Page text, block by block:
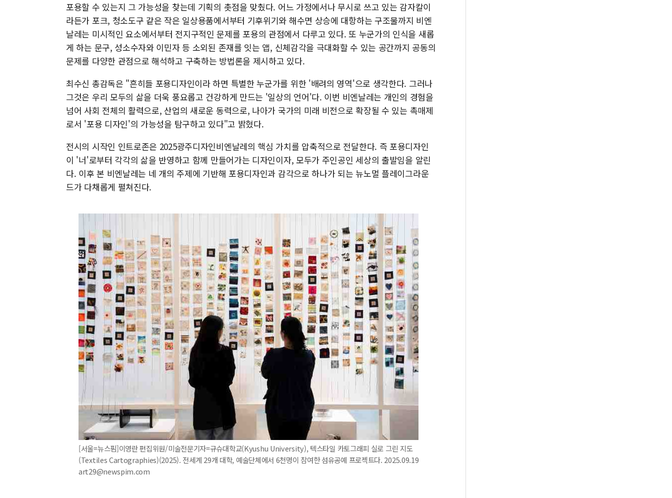
포용할 수 있는지 그 가능성을 찾는데 기획의 촛점을 맞췄다. 어느 가정에서나 무시로 쓰고 있는 감자칼이
라든가 포크, 청소도구 같은 작은 일상용품에서부터 기후위기와 해수면 상승에 대항하는 구조물까지 비엔
날레는 미시적인 요소에서부터 전지구적인 문제를 포용의 관점에서 다루고 있다. 또 누군가의 인식을 새롭
게 하는 문구, 성소수자와 이민자 등 소외된 존재를 잇는 앱, 신체감각을 극대화할 수 있는 공간까지 공동의
문제를 다양한 관점으로 해석하고 구축하는 방법론을 제시하고 있다.
최수신 총감독은 "흔히들 포용디자인이라 하면 특별한 누군가를 위한 '배려의 영역'으로 생각한다. 그러나
그것은 우리 모두의 삶을 더욱 풍요롭고 건강하게 만드는 '일상의 언어'다. 이번 비엔날레는 개인의 경험을
넘어 사회 전체의 활력으로, 산업의 새로운 동력으로, 나아가 국가의 미래 비전으로 확장될 수 있는 촉매제
로서 '포용 디자인'의 가능성을 탐구하고 있다"고 밝혔다.
전시의 시작인 인트로존은 2025광주디자인비엔날레의 핵심 가치를 압축적으로 전달한다. 즉 포용디자인
이 '너'로부터 각각의 삶을 반영하고 함께 만들어가는 디자인이자, 모두가 주인공인 세상의 출발임을 알린
다. 이후 본 비엔날레는 네 개의 주제에 기반해 포용디자인과 감각으로 하나가 되는 뉴노멀 플레이그라운
드가 다채롭게 펼쳐진다.
[서울=뉴스핌]이영란 편집위원/미술전문기자=규슈대학교(Kyushu University), 텍스타일 카토그래피 실로 그린 지도
(Textiles Cartographies)(2025). 전세계 29개 대학, 예술단체에서 6천명이 참여한 섬유공예 프로젝트다. 2025.09.19
art29@newspim.com